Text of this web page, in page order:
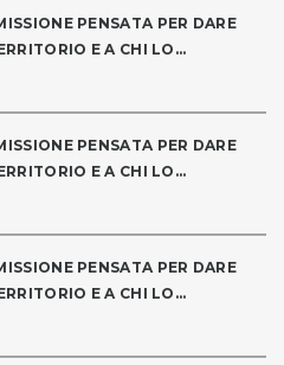
PENSATA PER DARE
E A CHI LO...
PENSATA PER DARE
E A CHI LO...
PENSATA PER DARE
E A CHI LO...